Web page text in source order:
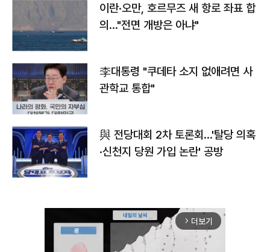
이란·오만, 호르무즈 새 항로 좌표 합
의…"전면 개방은 아냐"
李대통령 "쿠데타 소지 없애려면 사
관학교 통합"
與 전당대회 2차 토론회…'탈당 의혹
·신천지 당원 가입 논란' 공방
arrow_forward_ios 더보기